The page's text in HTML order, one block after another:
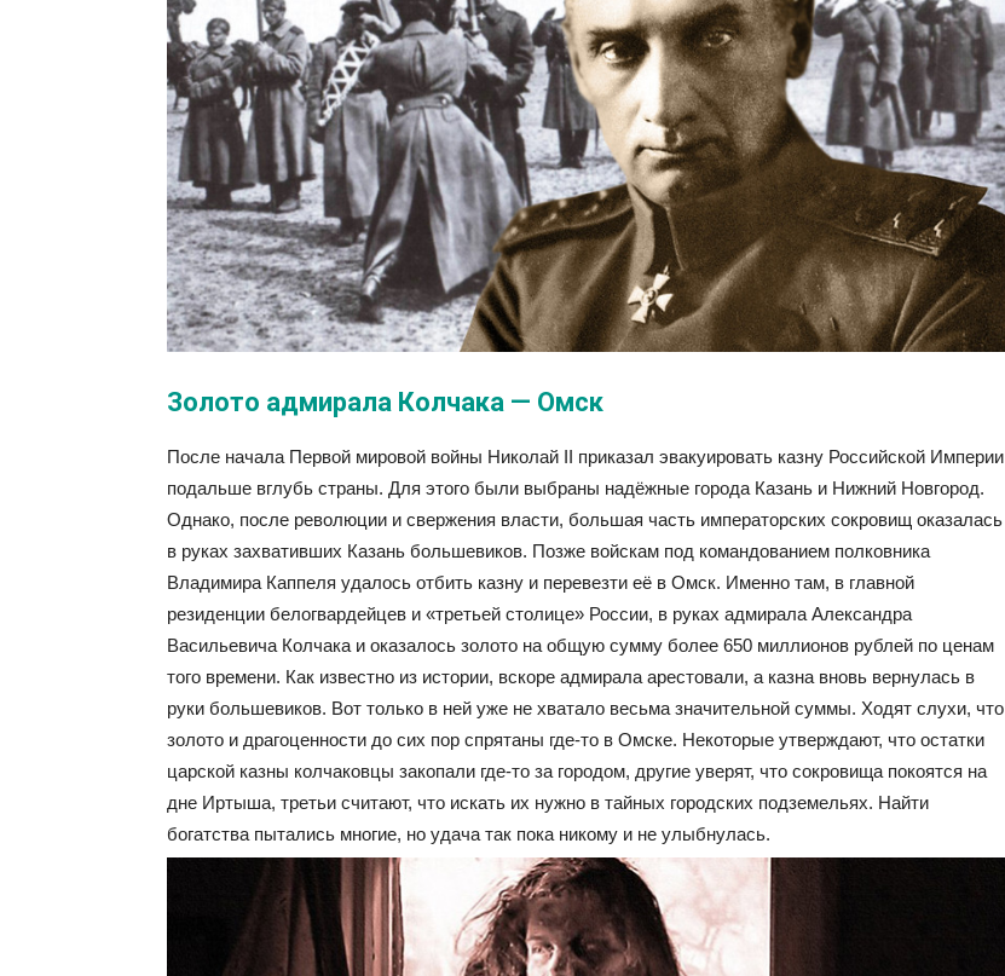
Золото адмирала Колчака — Омск
После начала Первой мировой войны Николай II приказал эвакуировать казну Российской Империи
подальше вглубь страны. Для этого были выбраны надёжные города Казань и Нижний Новгород.
Однако, после революции и свержения власти, большая часть императорских сокровищ оказалась
в руках захвативших Казань большевиков. Позже войскам под командованием полковника
Владимира Каппеля удалось отбить казну и перевезти её в Омск. Именно там, в главной
резиденции белогвардейцев и «третьей столице» России, в руках адмирала Александра
Васильевича Колчака и оказалось золото на общую сумму более 650 миллионов рублей по ценам
того времени. Как известно из истории, вскоре адмирала арестовали, а казна вновь вернулась в
руки большевиков. Вот только в ней уже не хватало весьма значительной суммы. Ходят слухи, что
золото и драгоценности до сих пор спрятаны где-то в Омске. Некоторые утверждают, что остатки
царской казны колчаковцы закопали где-то за городом, другие уверят, что сокровища покоятся на
дне Иртыша, третьи считают, что искать их нужно в тайных городских подземельях. Найти
богатства пытались многие, но удача так пока никому и не улыбнулась.